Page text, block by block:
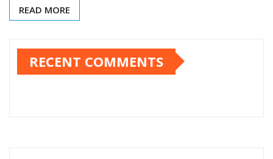
READ MORE
RECENT COMMENTS